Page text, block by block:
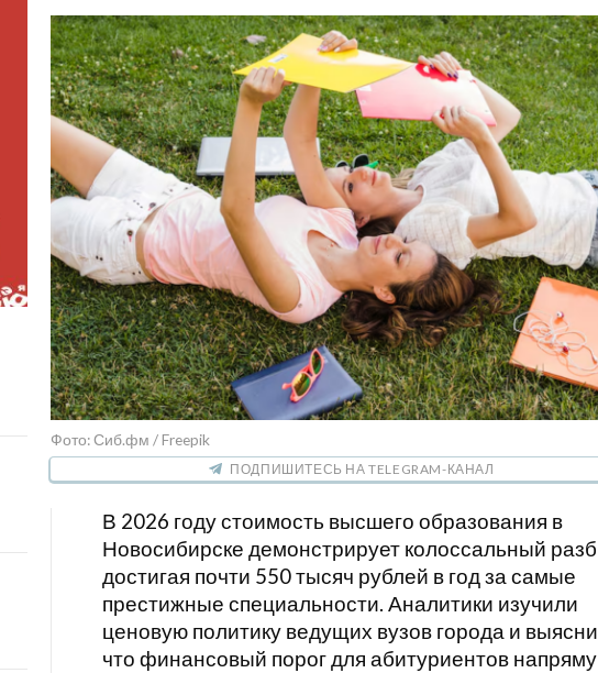
Фото: Сиб.фм / Freepik
ПОДПИШИТЕСЬ НА TELEGRAM-КАНАЛ
В 2026 году стоимость высшего образования в
Новосибирске демонстрирует колоссальный
достигая почти 550 тысяч рублей в год за самые
престижные специальности. Аналитики изучили
ценовую политику ведущих вузов города и
что финансовый порог для абитуриентов